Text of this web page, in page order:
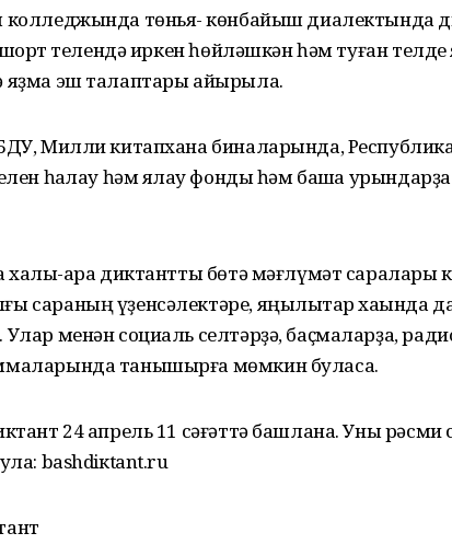
колледжында төньяҡ- көнбайыш диалектында
телендә иркен һөйләшкән һәм туған
яҙма эш талаптары айырыла.
Милли китапхана биналарында,
һаҡлау һәм яҡлау фонды һәм башҡа урындарҙа
халыҡ-ара диктантты бөтә мәғлүмәт саралары
сараның үҙенсәлектәре, яңылыҡтар хаҡында
менән социаль селтәрҙә, баҫмаларҙа,
танышырға мөмкин буласаҡ.
24 апрель 11 сәғәттә башлана. Уны рәсми
bashdiкtant.ru